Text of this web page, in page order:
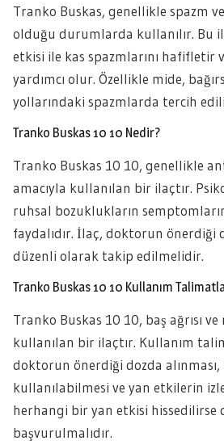
Tranko Buskas, genellikle spazm
olduğu durumlarda kullanılır. Bu
etkisi ile kas spazmlarını hafifletir
yardımcı olur. Özellikle mide,
yollarındaki spazmlarda tercih
Tranko Buskas 10 10 Nedir?
Tranko Buskas 10 10, genellikle
amacıyla kullanılan bir ilaçtır.
ruhsal bozuklukların
faydalıdır. İlaç, doktorun önerdiği
düzenli olarak takip edilmelidir.
Tranko Buskas 10 10 Kullanım
Tranko Buskas 10 10, baş ağrısı
kullanılan bir ilaçtır. Kullanım
doktorun önerdiği dozda alınması,
kullanılabilmesi ve yan etkilerin
herhangi bir yan etkisi hissedilirse
başvurulmalıdır.